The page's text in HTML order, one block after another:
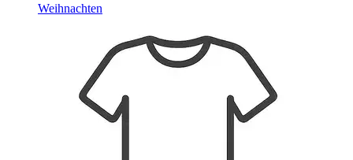
Weihnachten